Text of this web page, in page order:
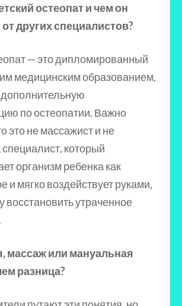
остеопат и чем он
других специалистов?
— это дипломированный
медицинским образованием,
по остеопатии. Важно
это не массажист и не
специалист, который
организм ребенка как
и мягко воздействует руками,
восстановить утраченное
массаж или мануальная
разница?